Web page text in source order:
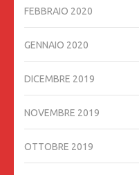
FEBBRAIO 2020
GENNAIO 2020
DICEMBRE 2019
NOVEMBRE 2019
OTTOBRE 2019